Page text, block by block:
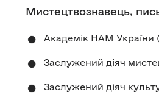
Мистецтвознавець,
Академік НАМ України
Заслужений діяч
Заслужений діяч